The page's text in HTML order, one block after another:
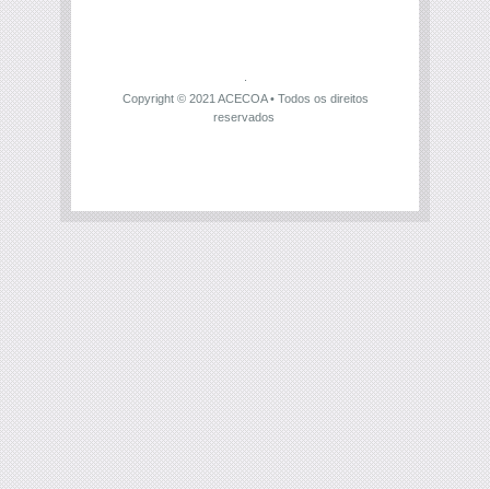
Copyright © 2021 ACECOA• Todos os direitos
reservados